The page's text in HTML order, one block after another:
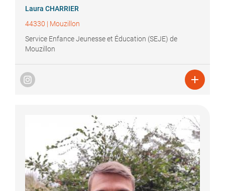
Laura CHARRIER
44330 | Mouzillon
Service Enfance Jeunesse et Éducation (SEJE) de
Mouzillon
